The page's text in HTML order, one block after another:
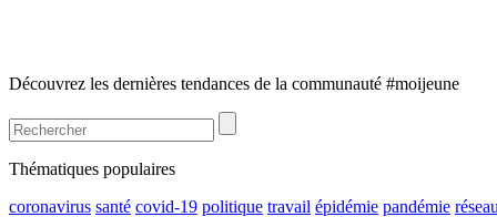
Découvrez les dernières tendances de la communauté #moijeune
Thématiques populaires
coronavirus santé covid-19 politique travail épidémie pandémie